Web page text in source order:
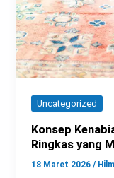
Uncategorized
Konsep
Ringkas yang
18 Maret 2026/